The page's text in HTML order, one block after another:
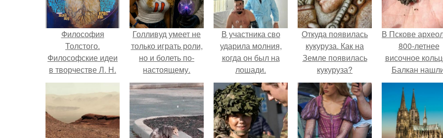
Философия
Толстого.
Философские идеи
в творчестве Л. Н.
Толстого.
Голливуд умеет не
только играть роли,
но и болеть по-
настоящему.
В участника сво
ударила молния,
когда он был на
лошади.
Откуда появилась
кукуруза. Как на
Земле появилась
кукуруза?
В Пскове
800-летнее
височное
Балкан